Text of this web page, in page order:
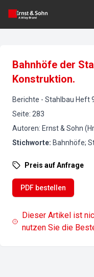
Bahnhöfe der
Konstruktion.
Berichte - Stahlbau Heft
Seite: 283
Autoren: Ernst & Sohn
Stichworte: Bahnhöfe;
Preis auf Anfrage
PDF bestellen
Dieser Artikel ist
nutzen Sie die